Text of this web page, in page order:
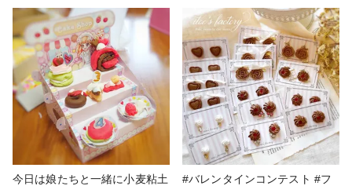
できます♡ 土台は発泡スチロ
ールなのでとーーっても軽いで
すよ！ こちらの作品はかつし
かFMのラジオ収録でも紹介さ
せて頂きました！(後日
YouTube配信があります) クリ
アなケースに入れて大好評販売
中です♡
質感を加えて作っています。
タルトはモデナとハーティーの
ミックス、モンブランはモデ
ナ、アクセントにのせたドレン
チェリーは透ける粘土でできて
います。 今年の春も桜の花び
らを使ったシリーズが大人気で
した♡
今日は娘たちと一緒に小麦粘土
#バレンタインコンテスト #フ